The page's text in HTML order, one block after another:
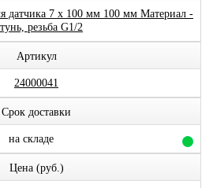
датчика 7 х 100 мм 100 мм Материал -
резьба G1/2
Артикул
24000041
Срок доставки
на складе
Цена (руб.)